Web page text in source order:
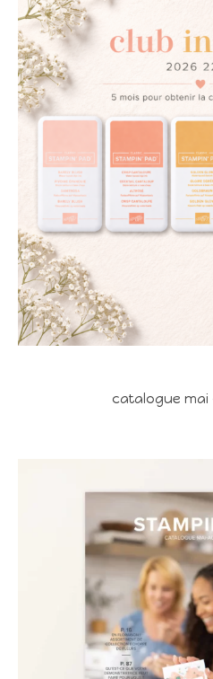
catalogue mai